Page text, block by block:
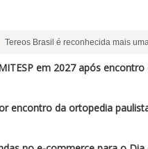
Tereos Brasil é reconhecida mais
em 2027 após encontro
encontro da ortopedia